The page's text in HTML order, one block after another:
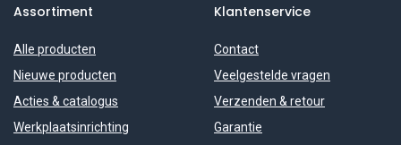
Assortiment
Alle producten
Nieuwe producten
Acties & catalogus
Werkplaatsinrichting
Klantenservice
Contact
Veelgestelde vragen
Verzenden & retour
Garantie